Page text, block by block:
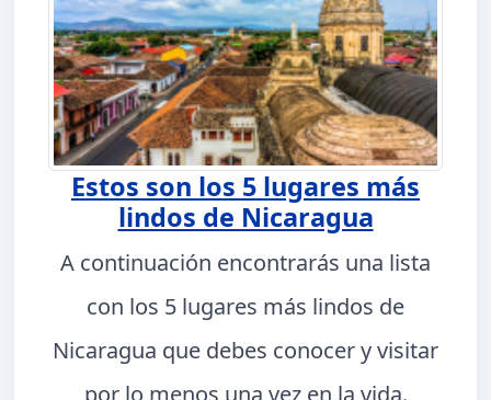
Estos son los 5 lugares más
lindos de Nicaragua
A continuación encontrarás una lista
con los 5 lugares más lindos de
Nicaragua que debes conocer y visitar